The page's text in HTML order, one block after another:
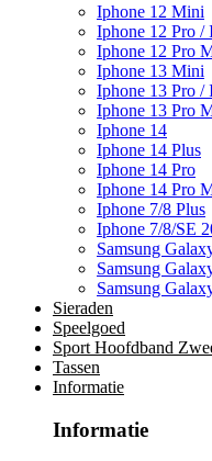
Iphone 12 Mini
Iphone 12 Pro /
Iphone 12 Pro
Iphone 13 Mini
Iphone 13 Pro /
Iphone 13 Pro
Iphone 14
Iphone 14 Plus
Iphone 14 Pro
Iphone 14 Pro
Iphone 7/8 Plus
Iphone 7/8/SE
Samsung
Samsung
Samsung
Sieraden
Speelgoed
Sport Hoofdband
Tassen
Informatie
Informatie